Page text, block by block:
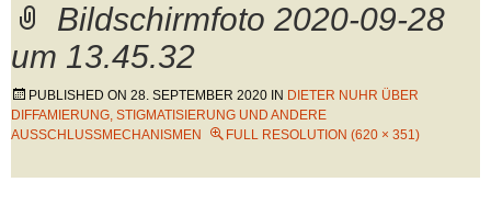
Bildschirmfoto 2020-09-28
um 13.45.32
PUBLISHED ON 28. SEPTEMBER 2020 IN DIETER NUHR ÜBER
DIFFAMIERUNG, STIGMATISIERUNG UND ANDERE
AUSSCHLUSSMECHANISMEN
FULL RESOLUTION (620 × 351)